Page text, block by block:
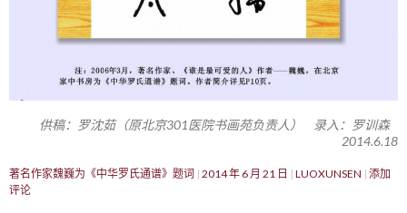
供稿：罗沈茹（原北京301医院书画苑负责人） 录入：罗训森
2014.6.18
著名作家魏巍为《中华罗氏通谱》题词 2014 年 6 月 21 日 LUOXUNSEN 添加
评论